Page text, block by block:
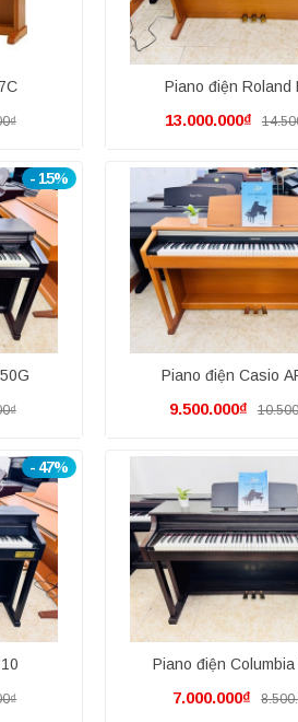
Piano điện Roland
13.000.000₫
- 15%
Piano điện Casio
9.500.000₫
- 47%
Piano điện Columbia
7.000.000₫